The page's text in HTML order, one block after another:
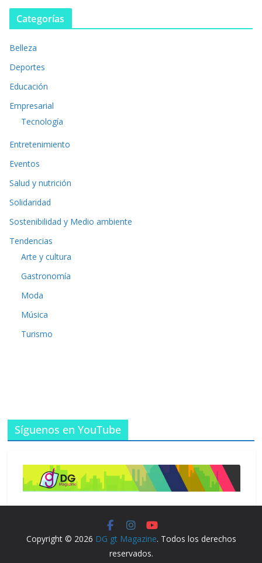
Categorías
Belleza
Deportes
Educación
Empresarial
Tecnología
Entretenimiento
Eventos
Salud y nutrición
Solidaridad
Sostenibilidad y Medio ambiente
Tendencias
Arte y cultura
Gastronomía
Moda
Música
Turismo
Síguenos en YouTube
Copyright © 2026 DG gt Magazine. Todos los derechos
reservados.